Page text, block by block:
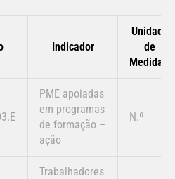
Indicador
Unidade
de
Medida%
PME apoiadas
em programas
de formação –
ação
N.º
Trabalhadores